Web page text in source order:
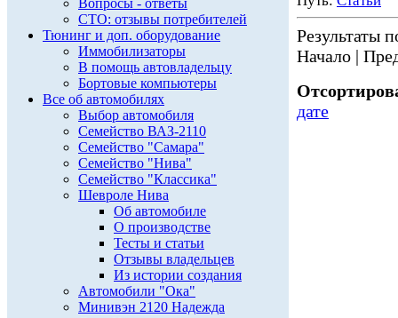
Вопросы - ответы
СТО: отзывы потребителей
Тюнинг и доп. оборудование
Иммобилизаторы
В помощь автовладельцу
Бортовые компьютеры
Все об автомобилях
Выбор автомобиля
Семейство ВАЗ-2110
Семейство "Самара"
Семейство "Нива"
Семейство "Классика"
Шевроле Нива
Об автомобиле
О производстве
Тесты и статьи
Отзывы владельцев
Из истории создания
Автомобили "Ока"
Минивэн 2120 Надежда
Результаты
Начало |
дате